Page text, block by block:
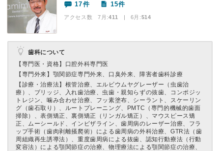
17件 15件
アクセス数 7月:411 | 6月:514
歯科について
【専門医・資格】 口腔外科専門医
【専門外来】 顎関節症専門外来、口臭外来、障害者歯科診療
【診療・治療法】 根管治療、エルビウムヤグレーザー（虫歯治
療）、ブリッジ、入れ歯治療、虫歯・親知らずの抜歯、コンポジッ
トレジン、噛み合わせ治療、フッ素塗布、シーラント、スケーリン
グ（歯石取り）、ルートプレーニング、PMTC（専門的機械的歯面
掃除）、表側矯正、裏側矯正（リンガル矯正）、マウスピース矯
正、ムーシールド、インビザライン、歯周病のレーザー治療、フラ
ップ手術（歯肉剥離掻爬術）による歯周病の外科治療、GTR法（歯
周組織再生誘導法）、重度歯周病による抜歯、認知行動療法（行動
変容法）による顎関節症の治療、物理療法による顎関節症の治療、